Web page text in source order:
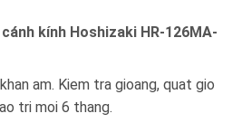
kính Hoshizaki HR-126MA-
am. Kiem tra gioang, quat gio
tri moi 6 thang.